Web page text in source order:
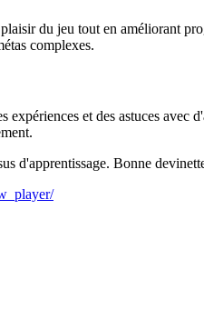
du jeu tout en améliorant
complexes.
et des astuces
d'apprentissage. Bonne